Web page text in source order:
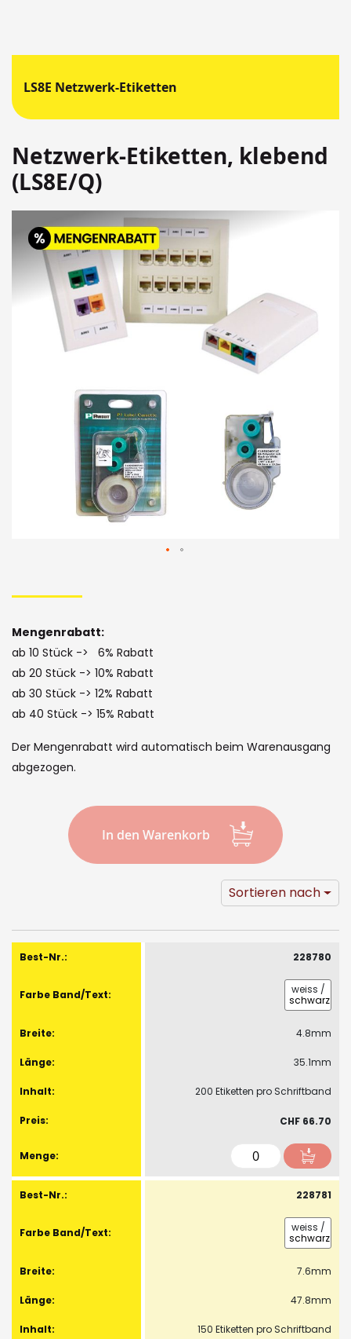
LS8E Netzwerk-Etiketten
Netzwerk-Etiketten, klebend
(LS8E/Q)
Springen
Sie
zum
Ende
Bildergalerie
to
the
beginning
of
the
gallery
Mengenrabatt:
ab 10 Stück -> 6% Rabatt
ab 20 Stück -> 10% Rabatt
ab 30 Stück -> 12% Rabatt
ab 40 Stück -> 15% Rabatt
Der Mengenrabatt wird automatisch beim Warenausgang
abgezogen.
In den Warenkorb
Sortieren nach
Gruppiert
Produkte
Artikel
228780
weiss /
schwarz
4.8mm
35.1mm
200 Etiketten pro Schriftband
CHF 66.70
228781
weiss /
schwarz
7.6mm
47.8mm
150 Etiketten pro Schriftband